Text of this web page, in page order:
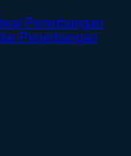
Penerbangan
Penerbangan